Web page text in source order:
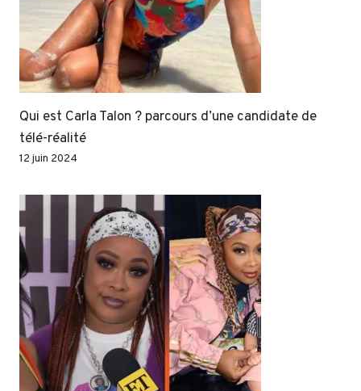
Qui est Carla Talon ? parcours d’une candidate de
télé-réalité
12 juin 2024